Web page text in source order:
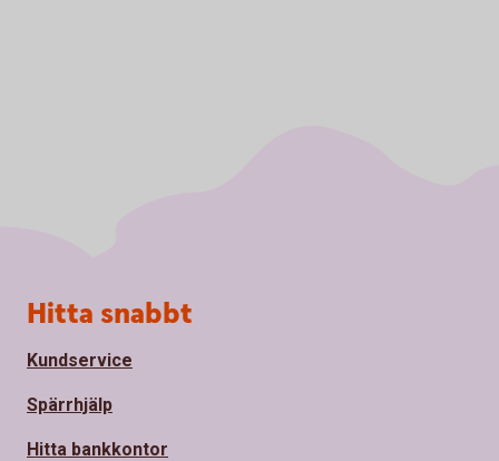
Sidfot
Hitta snabbt
Kundservice
Spärrhjälp
Hitta bankkontor